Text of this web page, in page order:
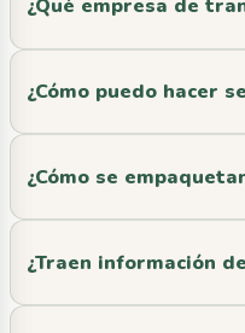
¿Qué empresa de
¿Cómo puedo hacer
¿Cómo se
¿Traen información